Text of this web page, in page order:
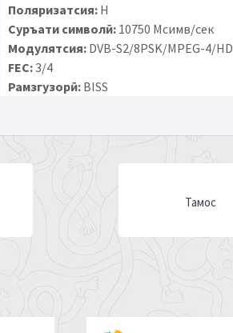
Поляризатсия:H
Суръати символӣ:10750 Мсимв/сек
Модулятсия:DVB-S2/8PSK/MPEG-4/HD
FEC:3/4
Рамзгузорӣ:BISS
Тамос